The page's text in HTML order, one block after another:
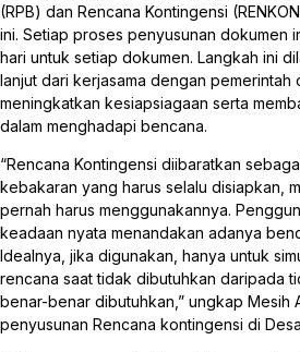
(RPB) dan Rencana Kontingensi
ini. Setiap proses penyusunan dokumen
hari untuk setiap dokumen. Langkah ini
lanjut dari kerjasama dengan pemerintah
meningkatkan kesiapsiagaan serta
dalam menghadapi bencana.
“Rencana Kontingensi diibaratkan
kebakaran yang harus selalu disiapkan,
pernah harus menggunakannya.
keadaan nyata menandakan adanya
Idealnya, jika digunakan, hanya untuk
rencana saat tidak dibutuhkan daripada
benar-benar dibutuhkan,” ungkap Mesih
penyusunan Rencana kontingensi di